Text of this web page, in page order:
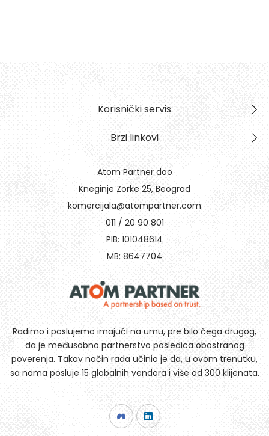
Korisnički servis
Brzi linkovi
Atom Partner doo
Kneginje Zorke 25, Beograd
komercijala@atompartner.com
011 / 20 90 801
PIB: 101048614
MB: 8647704
Radimo i poslujemo imajući na umu, pre bilo čega drugog,
da je međusobno partnerstvo posledica obostranog
poverenja. Takav način rada učinio je da, u ovom trenutku,
sa nama posluje 15 globalnih vendora i više od 300 klijenata.